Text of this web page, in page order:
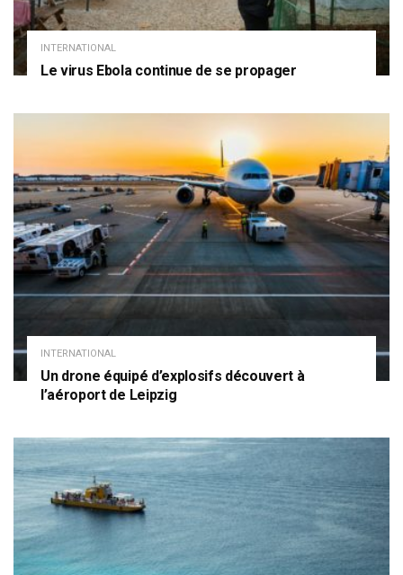
INTERNATIONAL
Le virus Ebola continue de se propager
INTERNATIONAL
Un drone équipé d’explosifs découvert à
l’aéroport de Leipzig